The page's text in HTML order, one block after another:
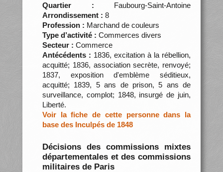
Quartier : Faubourg-Saint-Antoine
Arrondissement : 8
Profession : Marchand de couleurs
Type d’activité : Commerces divers
Secteur : Commerce
Antécédents : 1836, excitation à la rébellion,
acquitté; 1836, association secrète, renvoyé;
1837, exposition d'emblème séditieux,
acquitté; 1839, 5 ans de prison, 5 ans de
surveillance, complot; 1848, insurgé de juin,
Liberté.
Voir la fiche de cette personne dans la
base des Inculpés de 1848
Décisions des commissions mixtes
départementales et des commissions
militaires de Paris